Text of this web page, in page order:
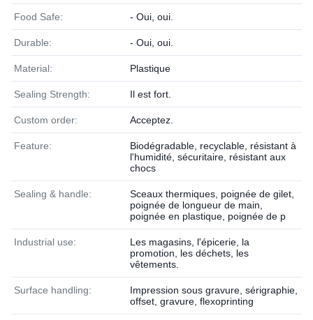
Food Safe: - Oui, oui.
Durable: - Oui, oui.
Material: Plastique
Sealing Strength: Il est fort.
Custom order: Acceptez.
Feature:
Biodégradable, recyclable, résistant à
l'humidité, sécuritaire, résistant aux
chocs
Sealing & handle:
Sceaux thermiques, poignée de gilet,
poignée de longueur de main,
poignée en plastique, poignée de p
Industrial use:
Les magasins, l'épicerie, la
promotion, les déchets, les
vêtements.
Surface handling:
Impression sous gravure, sérigraphie,
offset, gravure, flexoprinting